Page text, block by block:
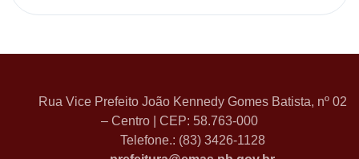
Rua Vice Prefeito João Kennedy Gomes Batista, nº 02
– Centro | CEP: 58.763-000
Telefone.: (83) 3426-1128